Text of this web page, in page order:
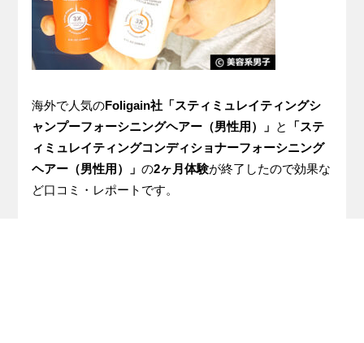
海外で人気のFoligain社「スティミュレイティングシ
ャンプーフォーシニングヘアー（男性用）」 と
「ステ
ィミュレイティングコンディショナーフォーシニング
ヘアー（男性用）」 の2ヶ月体験が終了したので効果な
ど口コミ・レポートです。